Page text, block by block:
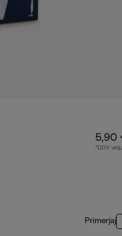
5,90
*DDV
Primerjaj